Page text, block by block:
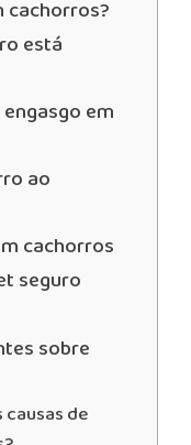
cachorros?
está
em
ao
cachorros
seguro
sobre
causas de